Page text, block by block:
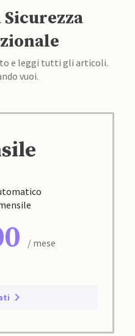
e leggi tutti gli articoli.
vuoi.
/ mese